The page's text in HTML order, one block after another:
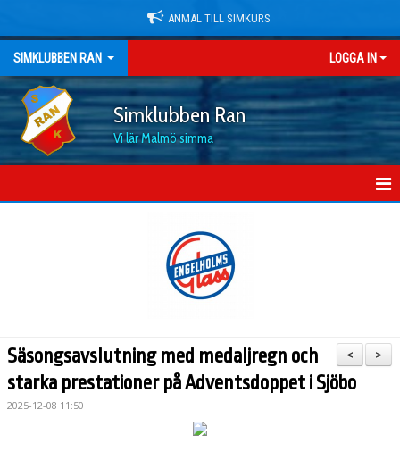
ANMÄL TILL SIMKURS
SIMKLUBBEN RAN LOGGA IN
Simklubben Ran
Vi lär Malmö simma
DOKUMENT
SEGEVÅNGSBADET
>
<
Säsongsavslutning med medaljregn och
starka prestationer på Adventsdoppet i Sjöbo
2025-12-08 11:50